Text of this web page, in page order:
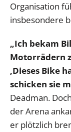
Organisation
insbesondere
„Ich bekam
Motorrädern
‚Dieses Bike
schicken sie
Deadman.
der Arena
er plötzlich